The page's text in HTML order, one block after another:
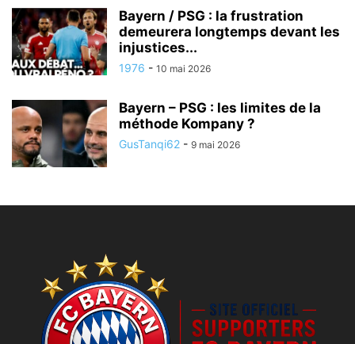
Bayern / PSG : la frustration
demeurera longtemps devant les
injustices...
1976 - 10 mai 2026
Bayern – PSG : les limites de la
méthode Kompany ?
GusTanqi62 - 9 mai 2026